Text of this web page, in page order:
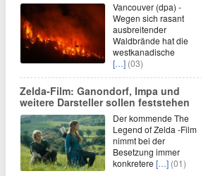
Vancouver (dpa) -
Wegen sich rasant
ausbreitender
Waldbrände hat die
westkanadische
[…] (03)
Zelda-Film: Ganondorf, Impa und
weitere Darsteller sollen feststehen
Der kommende The
Legend of Zelda -Film
nimmt bei der
Besetzung immer
konkretere […] (01)